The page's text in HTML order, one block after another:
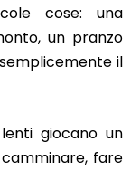
cose: una
un pranzo
il
giocano un
fare